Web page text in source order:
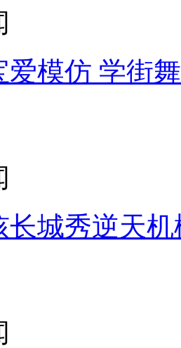
爱模仿 学街
长城秀逆天机